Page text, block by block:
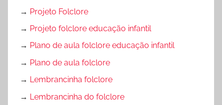
→ Projeto Folclore
→ Projeto folclore educação infantil
→ Plano de aula folclore educação infantil
→ Plano de aula folclore
→ Lembrancinha folclore
→ Lembrancinha do folclore